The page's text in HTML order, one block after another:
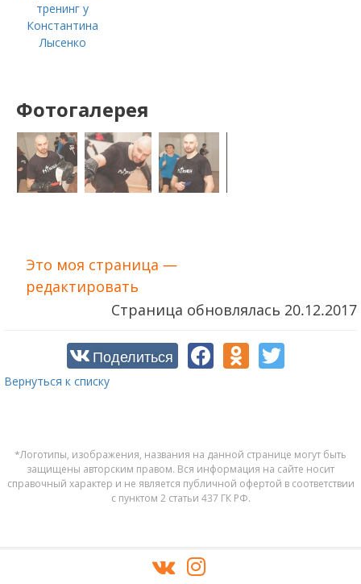
тренинг у
Константина
Лысенко
Фотогалерея
Это моя страница —
редактировать
Страница обновлялась 20.12.2017
Поделиться
Вернуться к списку
*Логотипы, изображения, названия на данной странице могут быть
защищены авторским правом. Вся информация на сайте носит
справочный характер и не является публичной офертой в соответствии
с пунктом 2 статьи 437 ГК РФ.